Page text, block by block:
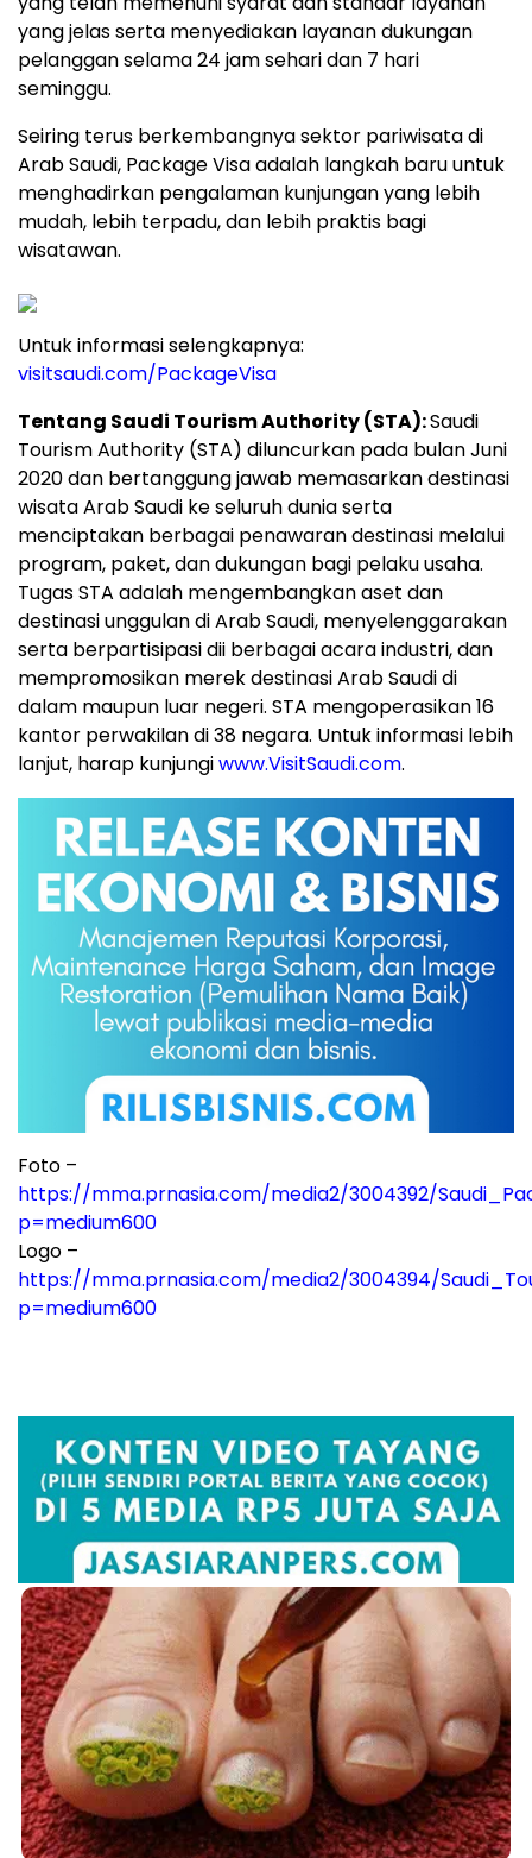
yang jelas serta menyediakan layanan dukungan
pelanggan selama 24 jam sehari dan 7 hari
seminggu.
Seiring terus berkembangnya sektor pariwisata di
Arab Saudi, Package Visa adalah langkah baru untuk
menghadirkan pengalaman kunjungan yang lebih
mudah, lebih terpadu, dan lebih praktis bagi
wisatawan.
Untuk informasi selengkapnya:
visitsaudi.com/PackageVisa
Tentang Saudi Tourism Authority (STA):Saudi
Tourism Authority (STA) diluncurkan pada bulan Juni
2020 dan bertanggung jawab memasarkan destinasi
wisata Arab Saudi ke seluruh dunia serta
menciptakan berbagai penawaran destinasi melalui
program, paket, dan dukungan bagi pelaku usaha.
Tugas STA adalah mengembangkan aset dan
destinasi unggulan di Arab Saudi, menyelenggarakan
serta berpartisipasi dii berbagai acara industri, dan
mempromosikan merek destinasi Arab Saudi di
dalam maupun luar negeri. STA mengoperasikan 16
kantor perwakilan di 38 negara. Untuk informasi lebih
lanjut, harap kunjungiwww.VisitSaudi.com.
Foto –
https://mma.prnasia.com/media2/3004392/
p=medium600
Logo –
https://mma.prnasia.com/media2/3004394/
p=medium600